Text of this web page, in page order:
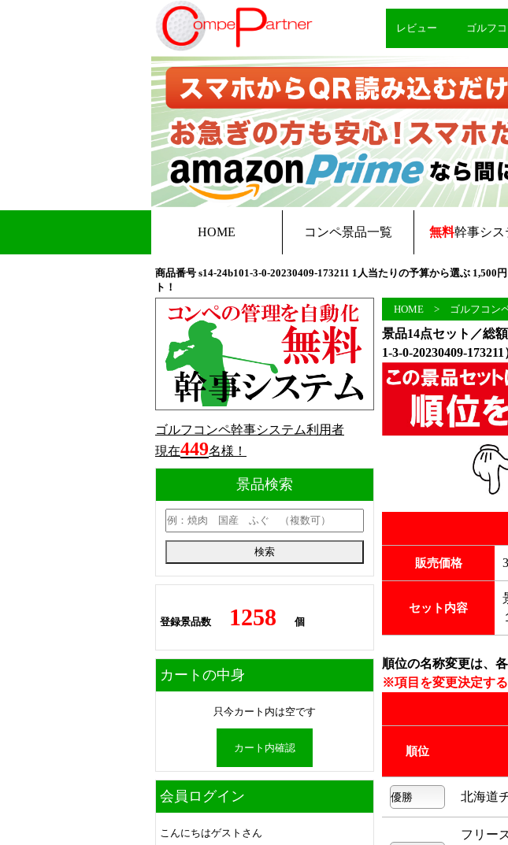
レビュー ゴルフ
HOME コンペ景品一覧 無料幹事シス
商品番号 s14-24b101-3-0-20230409-173211 1人当たりの予算から選ぶ
ト！
HOME
> ゴルフコン
景品14点セット／総
1-3-0-20230409-173211
販売価格
セット内容
順位の名称変更は、
※項目を変更決定す
順位
北海道
フリー
ゴルフコンペ幹事システム利用者
現在449名様！
景品検索
登録景品数 1258 個
カートの中身
只今カート内は空です
カート内確認
会員ログイン
こんにちはゲストさん